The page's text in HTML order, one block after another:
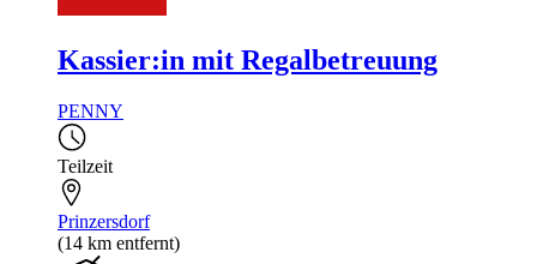
Kassier:in mit Regalbetreuung
PENNY
Teilzeit
Prinzersdorf
(14 km entfernt)